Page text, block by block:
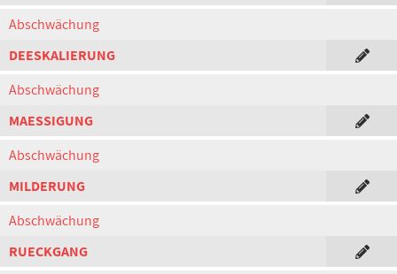
Abschwächung
DEESKALIERUNG
Abschwächung
MAESSIGUNG
Abschwächung
MILDERUNG
Abschwächung
RUECKGANG